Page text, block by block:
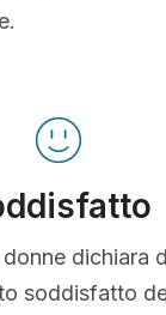
dichiara
soddisfatto